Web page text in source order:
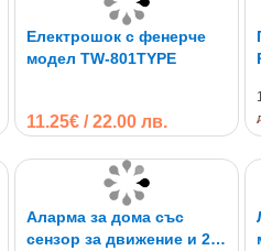
Електрошок с фенерче
модел TW-801TYPE
11.25€ / 22.00 лв.
Аларма за дома със
сензор за движение и 2